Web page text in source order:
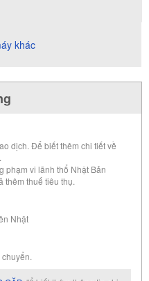
khác
dịch. Để biết thêm chi tiết về
phạm vi lãnh thổ Nhật Bản
thêm thuế tiêu thụ.
Nhật